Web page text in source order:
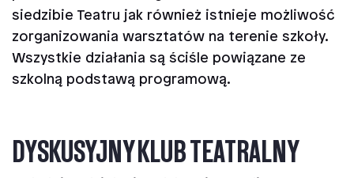
siedzibie Teatru jak również istnieje możliwość
zorganizowania warsztatów na terenie szkoły.
Wszystkie działania są ściśle powiązane ze
szkolną podstawą programową.
DYSKUSYJNY KLUB TEATRALNY